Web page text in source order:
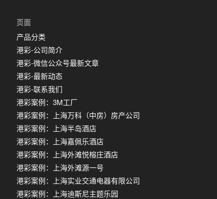
页面
产品分类
港彩-公司简介
港彩-微信公众号最新文章
港彩-最新动态
港彩-联系我们
港彩案例：3M工厂
港彩案例：上海万科（中房）房产公司
港彩案例：上海半岛酒店
港彩案例：上海嘉佩乐酒店
港彩案例：上海外滩悦榕庄酒店
港彩案例：上海外滩源一号
港彩案例：上海实业交通电器有限公司
港彩案例：上海迪斯尼主题乐园